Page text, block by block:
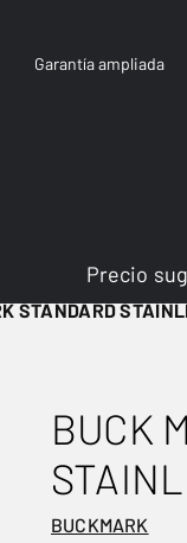
Garantía ampliada
STANDARD
BUCK
BUCKMARK
Precio